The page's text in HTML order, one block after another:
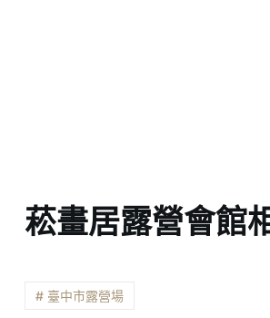
菘畫居露營會館
# 臺中市露營場